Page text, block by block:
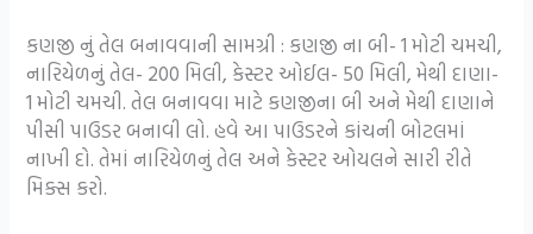
કણજી નું તેલ બનાવવાની સામગ્રી : કણજી ના બી- 1 મોટી ચમચી,
નારિયેળનું તેલ- 200 મિલી, કેસ્ટર ઓઈલ- 50 મિલી, મેથી દાણા-
1 મોટી ચમચી. તેલ બનાવવા માટે કણજીના બી અને મેથી દાણાને
પીસી પાઉડર બનાવી લો. હવે આ પાઉડરને કાંચની બોટલમાં
નાખી દો. તેમાં નારિયેળનું તેલ અને કેસ્ટર ઓયલને સારી રીતે
મિક્સ કરો.